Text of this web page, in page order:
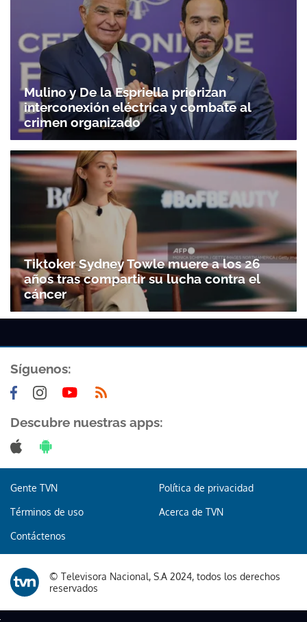
Mulino y De la Espriella priorizan
interconexión eléctrica y combate al
crimen organizado
Tiktoker Sydney Towle muere a los 26
años tras compartir su lucha contra el
cáncer
Síguenos:
Descubre nuestras apps:
Gente TVN Política de privacidad
Términos de uso Acerca de TVN
Contáctenos
© Televisora Nacional, S.A 2024, todos los derechos
reservados